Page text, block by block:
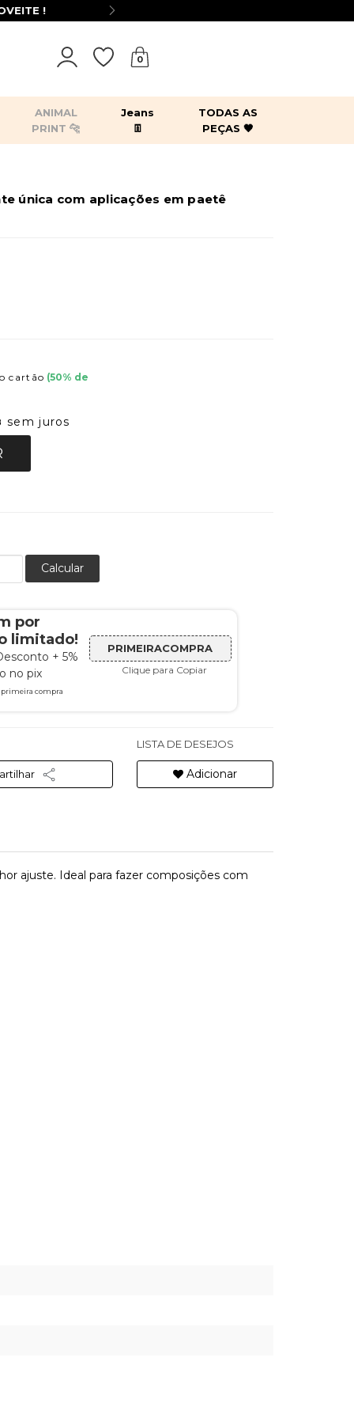
0
ANIMAL
PRINT 🐆
Jeans
👖
TODAS AS
PEÇAS 🖤
blazers
kimonos
única com aplicações em paetê
cartão (50% de
sem juros
Calcular
por
limitado!
+ 5%
no pix
primeira compra
PRIMEIRACOMPRA
Clique para Copiar
LISTA DE DESEJOS
Adicionar
ajuste. Ideal para fazer composições com